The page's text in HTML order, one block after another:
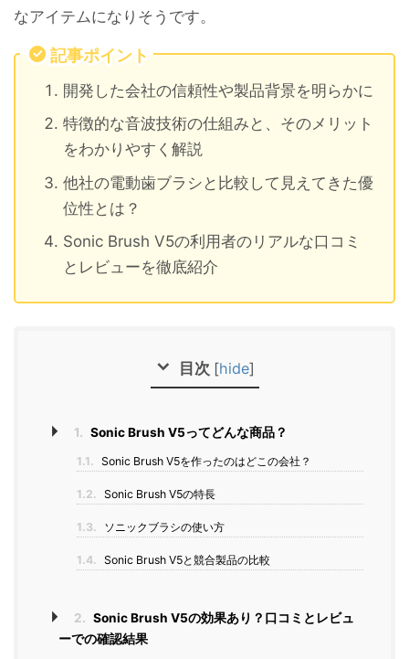
なアイテムになりそうです。
記事ポイント
開発した会社の信頼性や製品背景を明らかに
特徴的な音波技術の仕組みと、そのメリット
をわかりやすく解説
他社の電動歯ブラシと比較して見えてきた優
位性とは？
Sonic Brush V5の利用者のリアルな口コミ
とレビューを徹底紹介
目次 [hide]
1. Sonic Brush V5ってどんな商品？
1.1. Sonic Brush V5を作ったのはどこの会社？
1.2. Sonic Brush V5の特長
1.3. ソニックブラシの使い方
1.4. Sonic Brush V5と競合製品の比較
2. Sonic Brush V5の効果あり？口コミとレビュ
ーでの確認結果